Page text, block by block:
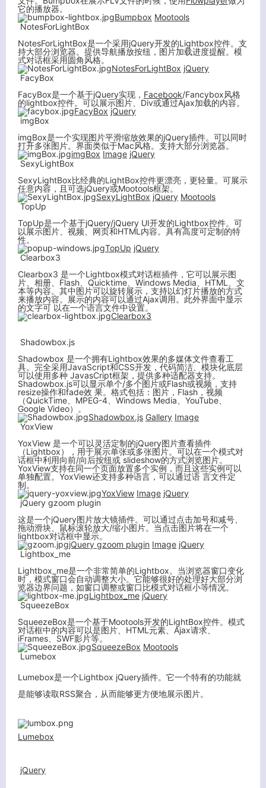
它的播放器。
Bumpbox Mootools
NotesForLightBox
NotesForLightBox是一个采用jQuery开发的Lightbox控件。支
持大部分浏览器。提供导航播放按纽，图片加载进度提醒。模
式对话框采用圆角风格。
NotesForLightBox jQuery
FacyBox
FacyBox是一个基于jQuery实现， Facebook/Fancybox风格
的lightbox控件。可以展示图片、Div或通过Ajax加载的内容。
FacyBox jQuery
imgBox
imgBox是一个实现图片平滑缩放效果的jQuery插件。可以同时
打开多张图片。界面类似于Mac风格。支持大部分浏览器。
imgBox Image jQuery
SexyLightBox
SexyLightBox比经典的LightBox控件更漂亮，更轻量。可展示
任意内容，且可选jQuery或Mootools框架。
SexyLightBox jQuery Mootools
TopUp
TopUp是一个基于jQuery/jQuery UI开发的Lightbox控件。可
以展示图片、视频、网页和HTML内容。具有高度可定制的特
性。
TopUp jQuery
Clearbox3
Clearbox3 是一个Lightbox模式对话框插件，它可以展示图
片、相册、Flash、Quicktime、Windows Media、HTML、文
本等内容。其中图片可以旋转展示，支持以幻灯片播放的方式
来播放内容。展示的内容可以通过Ajax调用。此外界面中显示
的文字可 以在一个语言文件中设置。
Clearbox3
Shadowbox.js
Shadowbox 是一个拥有Lightbox效果的多媒体文件查看工
具。完全采用JavaScript和CSS开发，代码简洁、模块化底层
可以使用多种 JavasCript框架，提供多种适配器支持。
Shadowbox.js可以显示单个/多个图片或Flash或视频，支持
resize操作和fade效 果。格式包括：图片，Flash，视频
（QuickTime、MPEG-4、Windows Media、YouTube、
Google Video）。
Shadowbox.js Gallery Image
YoxView
YoxView 是一个可以灵活定制的jQuery图片查看插件
（Lightbox），用于展示单张或多张图片。可以在一个模式对
话框中利用向前/向后按纽或 slideshow的方式浏览图片。
YoxView支持在同一个页面放置多个实例，而且这些实例可以
单独配置。YoxView还支持多种语言，可以通过语 言文件定
制。
YoxView Image jQuery
jQuery gzoom plugin
这是一个jQuery图片放大镜插件。可以通过点击加号和减号、
拖动滑块、鼠标滚轮放大/缩小图片。当点击图片将在一个
lightbox对话框中显示。
jQuery gzoom plugin Image jQuery
Lightbox_me
Lightbox_me是一个非常简单的Lightbox。当浏览器窗口变化
时，模式窗口会自动调整大小。它能够很好的处理好大部分浏
览器边界问题，如窗口调整或窗口比模式对话框小等情况。
Lightbox_me jQuery
SqueezeBox
SqueezeBox是一个基于Mootools开发的LightBox控件。模式
对话框中的内容可以是图片、HTML元素、Ajax请求、
iFrames、SWF影片等。
SqueezeBox Mootools
Lumebox
Lumebox是一个Lightbox jQuery插件。它一个特有的功能就
是能够读取RSS聚合，从而能够更方便地展示图片。
Lumebox
jQuery